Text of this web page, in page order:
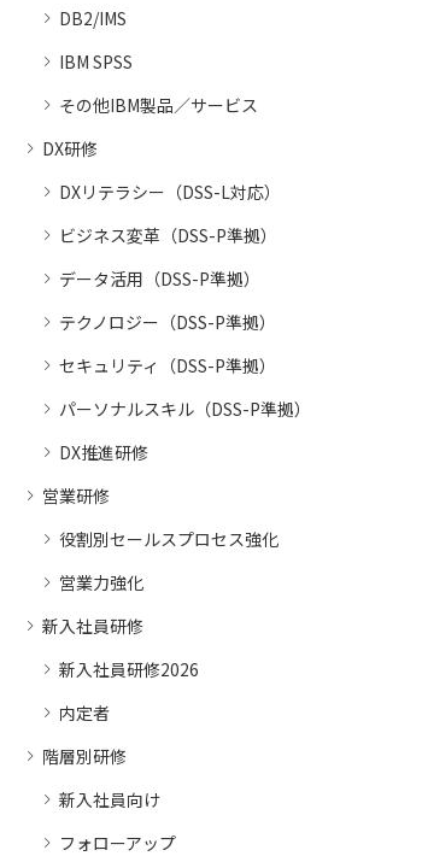
DB2/IMS
IBM SPSS
その他IBM製品／サービス
DX研修
DXリテラシー（DSS-L対応）
ビジネス変革（DSS-P準拠）
データ活用（DSS-P準拠）
テクノロジー（DSS-P準拠）
セキュリティ（DSS-P準拠）
パーソナルスキル（DSS-P準拠）
DX推進研修
営業研修
役割別セールスプロセス強化
営業力強化
新入社員研修
新入社員研修2026
内定者
階層別研修
新入社員向け
フォローアップ